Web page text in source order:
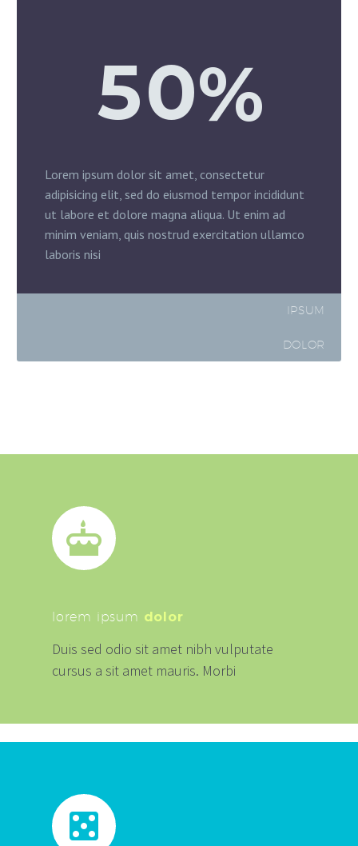
50%
Lorem ipsum dolor sit amet, consectetur
adipisicing elit, sed do eiusmod tempor incididunt
ut labore et dolore magna aliqua. Ut enim ad
minim veniam, quis nostrud exercitation ullamco
laboris nisi
IPSUM
DOLOR


lorem ipsum dolor
Duis sed odio sit amet nibh vulputate
cursus a sit amet mauris. Morbi

